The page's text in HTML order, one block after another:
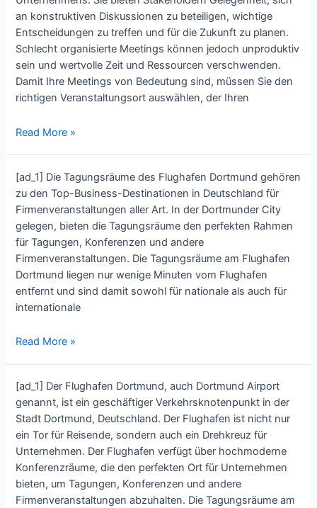
Your
Next
Conference
at
Flughafen
Dortmund
an konstruktiven Diskussionen zu beteiligen, wichtige
Entscheidungen zu treffen und für die Zukunft zu planen.
Schlecht organisierte Meetings können jedoch unproduktiv
sein und wertvolle Zeit und Ressourcen verschwenden.
Damit Ihre Meetings von Bedeutung sind, müssen Sie den
richtigen Veranstaltungsort auswählen, der Ihren
Making
Matter:
Experience
the
Best
at
Flughafen
Dortmund’s
Conference
Rooms
Read More »
[ad_1] Die Tagungsräume des Flughafen Dortmund gehören
zu den Top-Business-Destinationen in Deutschland für
Firmenveranstaltungen aller Art. In der Dortmunder City
gelegen, bieten die Tagungsräume den perfekten Rahmen
für Tagungen, Konferenzen und andere
Firmenveranstaltungen. Die Tagungsräume am Flughafen
Dortmund liegen nur wenige Minuten vom Flughafen
entfernt und sind damit sowohl für nationale als auch für
internationale
Top
Flughafen
Dortmund’s
Conference
Rooms
for
Corporate
Events
Read More »
[ad_1] Der Flughafen Dortmund, auch Dortmund Airport
genannt, ist ein geschäftiger Verkehrsknotenpunkt in der
Stadt Dortmund, Deutschland. Der Flughafen ist nicht nur
ein Tor für Reisende, sondern auch ein Drehkreuz für
Unternehmen. Der Flughafen verfügt über hochmoderne
Konferenzräume, die den perfekten Ort für Unternehmen
bieten, um Tagungen, Konferenzen und andere
Firmenveranstaltungen abzuhalten. Die Tagungsräume am